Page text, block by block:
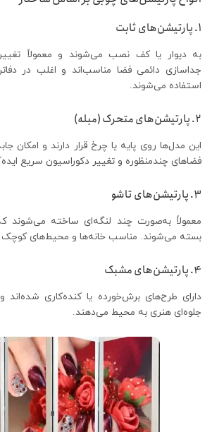
1. پارتیشن‌های ثابت
به دیوار یا کف نصب می‌شوند و معمولاً
جداسازی دائمی فضا مناسب‌اند و اغلب در
استفاده می‌شوند.
2. پارتیشن‌های متحرک (مبله)
این مدل‌ها روی پایه یا چرخ قرار دارند و امکان
فضاهای چندمنظوره و تغییر دکوراسیون سریع
3. پارتیشن‌های تاشو
معمولاً به‌صورت چند لنگه‌ای ساخته می‌شوند که
بسته می‌شوند. مناسب خانه‌ها و محیط‌های
4. پارتیشن‌های مشبک
دارای طرح‌های برش‌خورده یا کنده‌کاری شده‌اند
جلوه‌ای هنری به محیط می‌دهند.